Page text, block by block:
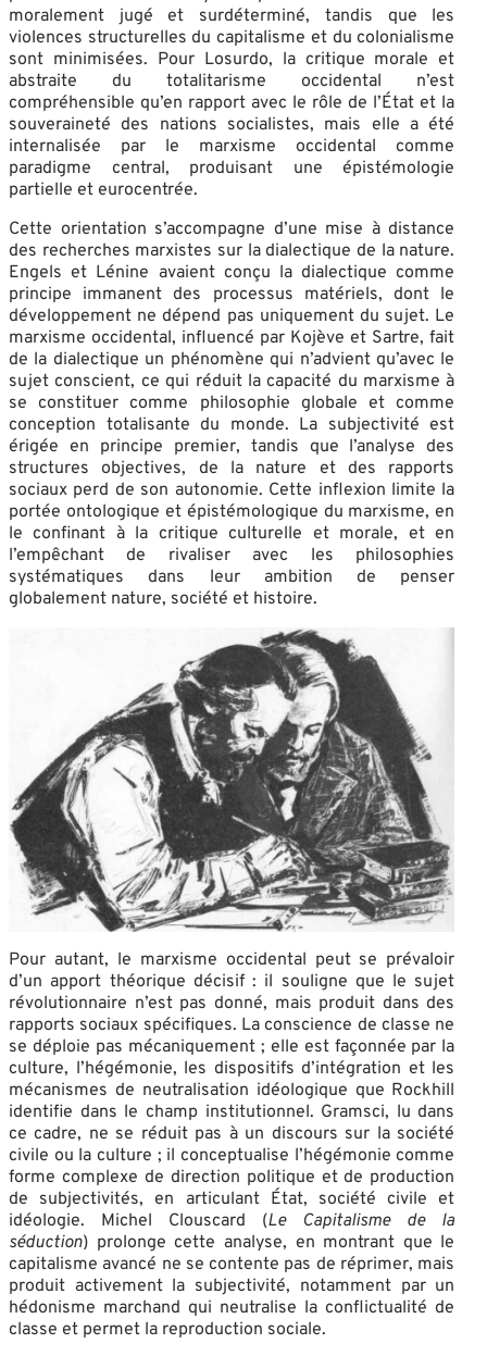
moralement jugé et surdéterminé, tandis que les
violences structurelles du capitalisme et du colonialisme
sont minimisées. Pour Losurdo, la critique morale et
abstraite du totalitarisme occidental n’est
compréhensible qu’en rapport avec le rôle de l’État et la
souveraineté des nations socialistes, mais elle a été
internalisée par le marxisme occidental comme
paradigme central, produisant une épistémologie
partielle et eurocentrée.
Cette orientation s’accompagne d’une mise à distance
des recherches marxistes sur la dialectique de la nature.
Engels et Lénine avaient conçu la dialectique comme
principe immanent des processus matériels, dont le
développement ne dépend pas uniquement du sujet. Le
marxisme occidental, influencé par Kojève et Sartre, fait
de la dialectique un phénomène qui n’advient qu’avec le
sujet conscient, ce qui réduit la capacité du marxisme à
se constituer comme philosophie globale et comme
conception totalisante du monde. La subjectivité est
érigée en principe premier, tandis que l’analyse des
structures objectives, de la nature et des rapports
sociaux perd de son autonomie. Cette inflexion limite la
portée ontologique et épistémologique du marxisme, en
le confinant à la critique culturelle et morale, et en
l’empêchant de rivaliser avec les philosophies
systématiques dans leur ambition de penser
globalement nature, société et histoire.
Pour autant, le marxisme occidental peut se prévaloir
d’un apport théorique décisif : il souligne que le sujet
révolutionnaire n’est pas donné, mais produit dans des
rapports sociaux spécifiques. La conscience de classe ne
se déploie pas mécaniquement ; elle est façonnée par la
culture, l’hégémonie, les dispositifs d’intégration et les
mécanismes de neutralisation idéologique que Rockhill
identifie dans le champ institutionnel. Gramsci, lu dans
ce cadre, ne se réduit pas à un discours sur la société
civile ou la culture ; il conceptualise l’hégémonie comme
forme complexe de direction politique et de production
de subjectivités, en articulant État, société civile et
idéologie. Michel Clouscard (Le Capitalisme de la
séduction) prolonge cette analyse, en montrant que le
capitalisme avancé ne se contente pas de réprimer, mais
produit activement la subjectivité, notamment par un
hédonisme marchand qui neutralise la conflictualité de
classe et permet la reproduction sociale.